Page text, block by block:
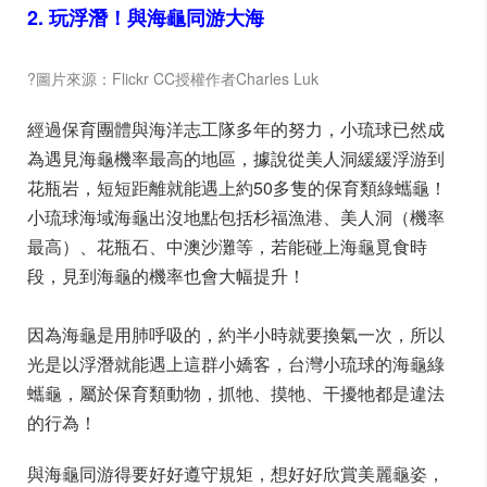
2. 玩浮潛！與海龜同游大海
?圖片來源：Flickr CC授權作者Charles Luk
經過保育團體與海洋志工隊多年的努力，小琉球已然成
為遇見海龜機率最高的地區，據說從美人洞緩緩浮游到
花瓶岩，短短距離就能遇上約50多隻的保育類綠蠵龜！
小琉球海域海龜出沒地點包括杉福漁港、美人洞（機率
最高）、花瓶石、中澳沙灘等，若能碰上海龜覓食時
段，見到海龜的機率也會大幅提升！
因為海龜是用肺呼吸的，約半小時就要換氣一次，所以
光是以浮潛就能遇上這群小嬌客，台灣小琉球的海龜綠
蠵龜，屬於保育類動物，抓牠、摸牠、干擾牠都是違法
的行為！
與海龜同游得要好好遵守規矩，想好好欣賞美麗龜姿，